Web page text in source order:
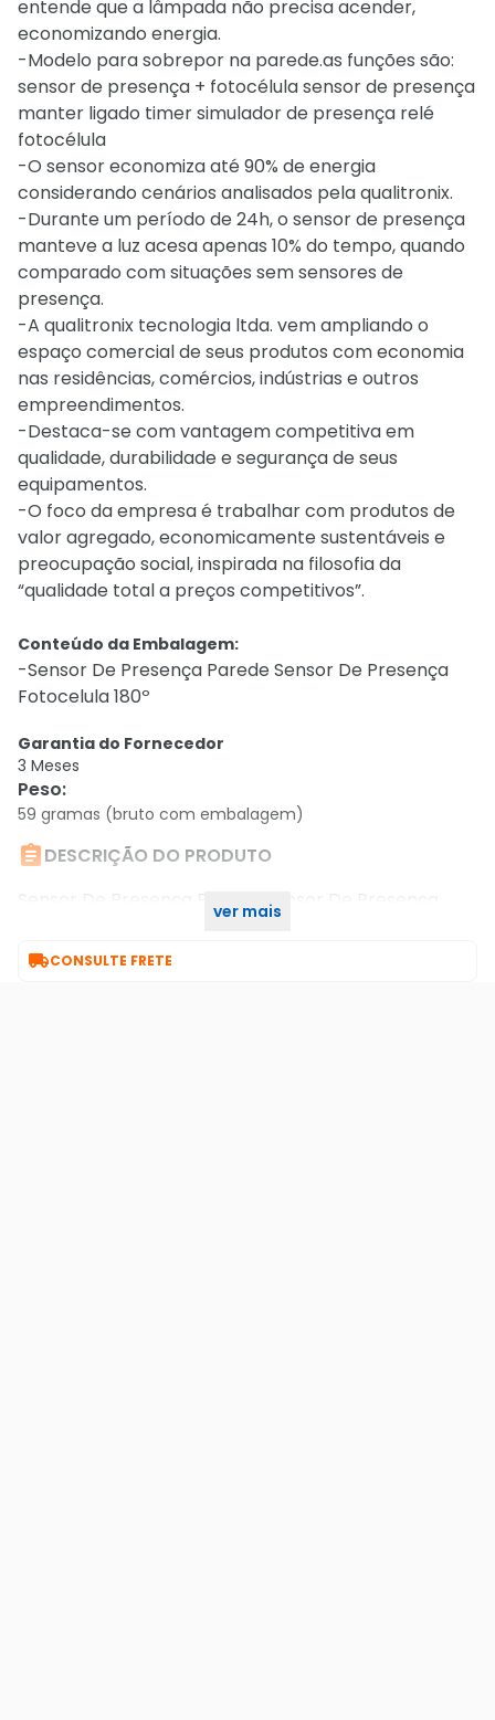
entende que a lâmpada não precisa acender,
economizando energia.
-Modelo para sobrepor na parede.as funções são:
sensor de presença + fotocélula sensor de presença
manter ligado timer simulador de presença relé
fotocélula
-O sensor economiza até 90% de energia
considerando cenários analisados pela qualitronix.
-Durante um período de 24h, o sensor de presença
manteve a luz acesa apenas 10% do tempo, quando
comparado com situações sem sensores de
presença.
-A qualitronix tecnologia ltda. vem ampliando o
espaço comercial de seus produtos com economia
nas residências, comércios, indústrias e outros
empreendimentos.
-Destaca-se com vantagem competitiva em
qualidade, durabilidade e segurança de seus
equipamentos.
-O foco da empresa é trabalhar com produtos de
valor agregado, economicamente sustentáveis e
preocupação social, inspirada na filosofia da
“qualidade total a preços competitivos”.
Conteúdo da Embalagem:
-Sensor De Presença Parede Sensor De Presença
Fotocelula 180º
Garantia do Fornecedor
3 Meses
Peso:
59 gramas (bruto com embalagem)
DESCRIÇÃO DO PRODUTO
Sensor De Presença Parede Sensor De Presença
ver mais
CONSULTE FRETE